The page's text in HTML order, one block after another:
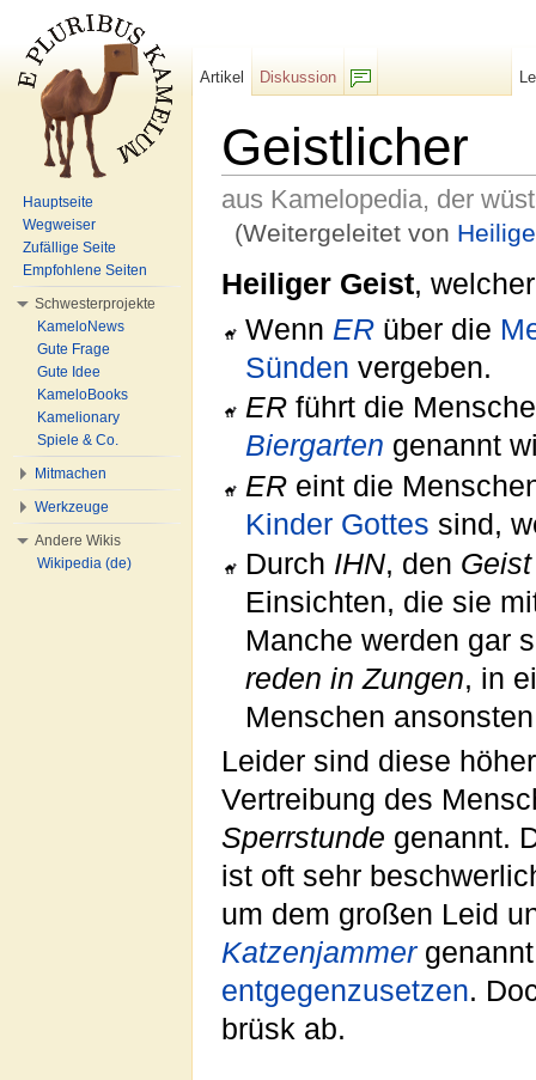
Geistlicher
aus Kamelopedia, der
(Weitergeleitet von
Heiliger Geist,
Wenn ER über die
Sünden vergeben.
ER führt die
Biergarten genannt
ER eint die
Kinder Gottes sind,
Durch IHN, den
Einsichten, die sie
Manche werden gar
reden in Zungen, in
Menschen
Leider sind diese
Vertreibung des
Sperrstunde genannt.
ist oft sehr
um dem großen Leid
Katzenjammer
entgegenzusetzen.
brüsk ab.
Artikel
Diskussion
Hauptseite
Wegweiser
Zufällige Seite
Empfohlene Seiten
Schwesterprojekte
KameloNews
Gute Frage
Gute Idee
KameloBooks
Kamelionary
Spiele & Co.
Mitmachen
Werkzeuge
Andere Wikis
Wikipedia (de)